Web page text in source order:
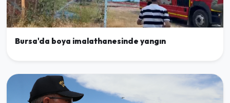
Bursa'da boya imalathanesinde yangın